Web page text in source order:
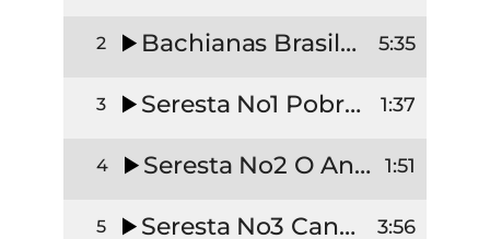
2 Bachianas Brasileira N5 (Cantilena) 5:35
3 Seresta No1 Pobre Cega 1:37
4 Seresta No2 O Anjo da Guarda 1:51
5 Seresta No3 Canção da Folha Morta 3:56